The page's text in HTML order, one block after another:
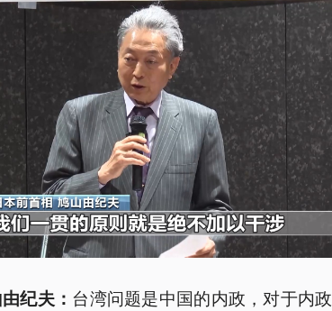
纪夫： 台湾问题是中国的内政，对于内